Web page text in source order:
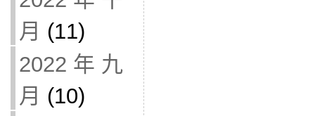
月 (11)
2022 年 九
月 (10)